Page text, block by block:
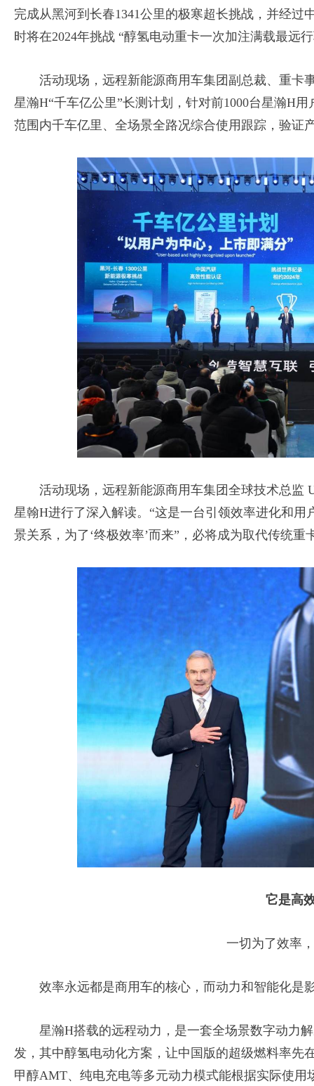
完成从黑河到长春1341公里的极寒超长挑战，并经过
时将在2024年挑战 “醇氢电动重卡一次加注满载最远
活动现场，远程新能源商用车集团副总裁、重卡
星瀚H“千车亿公里”长测计划，针对前1000台星瀚H
范围内千车亿里、全场景全路况综合使用跟踪，验证
活动现场，远程新能源商用车集团全球技术总监
星翰H进行了深入解读。“这是一台引领效率进化和用
景关系，为了‘终极效率’而来”，必将成为取代传统重
它是高效
一切为了效率，
效率永远都是商用车的核心，而动力和智能化是
星瀚H搭载的远程动力，是一套全场景数字动力解
发，其中醇氢电动化方案，让中国版的超级燃料率先
甲醇AMT、纯电充电等多元动力模式能根据实际使